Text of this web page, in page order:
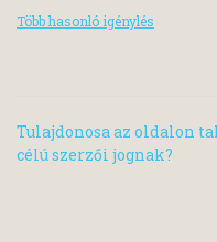
Több hasonló igénylés
Tulajdonosa az oldalon
célú szerzői jognak?